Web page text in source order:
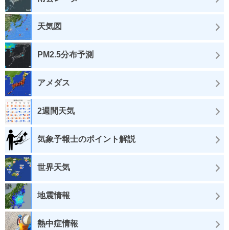
天気図
PM2.5分布予測
アメダス
2週間天気
気象予報士のポイント解説
世界天気
地震情報
熱中症情報